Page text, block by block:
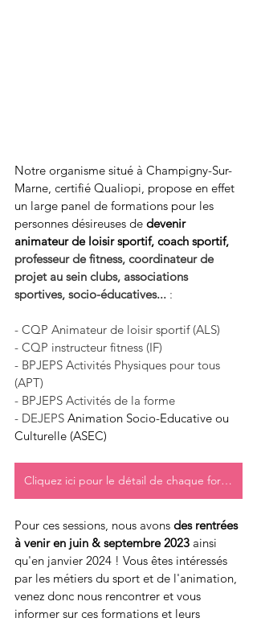
Notre organisme situé à Champigny-Sur-
Marne, certifié Qualiopi, propose en effet
un large panel de formations pour les
personnes désireuses de devenir
animateur de loisir sportif, coach sportif,
professeur de fitness, coordinateur de
projet au sein clubs, associations
sportives, socio-éducatives... :
- CQP Animateur de loisir sportif (ALS)
- CQP instructeur fitness (IF)
- BPJEPS Activités Physiques pour tous
(APT)
- BPJEPS Activités de la forme
- DEJEPS Animation Socio-Educative ou
Culturelle (ASEC)
Cliquez ici pour le détail de chaque formation
Pour ces sessions, nous avons des rentrées
à venir en juin & septembre 2023 ainsi
qu'en janvier 2024 ! Vous êtes intéressés
par les métiers du sport et de l'animation,
venez donc nous rencontrer et vous
informer sur ces formations et leurs